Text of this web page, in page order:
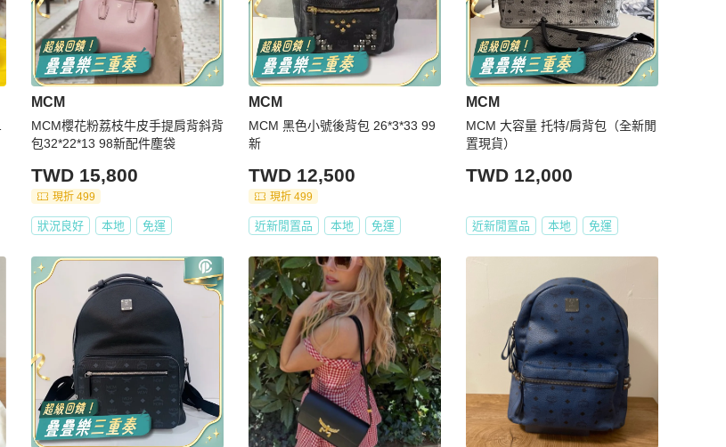
MCM
MCM櫻花粉荔枝牛皮手提肩背斜背
包32*22*13 98新配件塵袋
TWD 15,800
現折 499
狀況良好 本地 免運
MCM
MCM 黑色小號後背包 26*3*33 99
新
TWD 12,500
現折 499
近新閒置品 本地 免運
MCM
MCM 大容量 托特/肩背包（全新閒
置現貨）
TWD 12,000
近新閒置品 本地 免運